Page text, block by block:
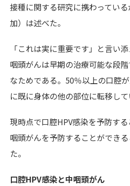
接種に関する研究に携わってい
加）は述べた。
「これは実に重要です」と言い
咽頭がんは早期の治療可能な段
なためである。50％以上の口腔
に既に身体の他の部位に転移して
現時点で口腔HPV感染を予防す
咽頭がんを予防することができ
た。
口腔HPV感染と中咽頭がん